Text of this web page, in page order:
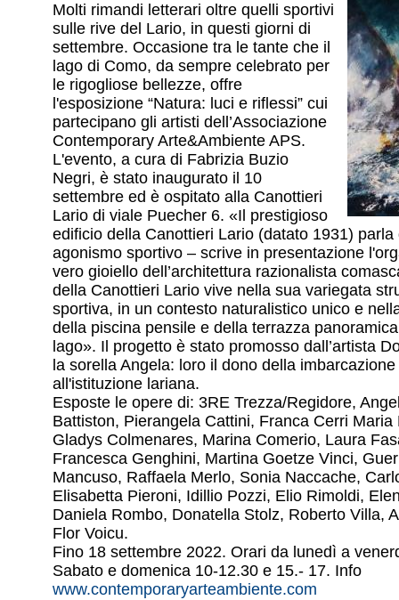
Molti rimandi letterari oltre quelli sportivi
sulle rive del Lario, in questi giorni di
settembre. Occasione tra le tante che il
lago di Como, da sempre celebrato per
le rigogliose bellezze, offre
l'esposizione “Natura: luci e riflessi” cui
partecipano gli artisti dell’Associazione
Contemporary Arte&Ambiente APS.
L'evento, a cura di Fabrizia Buzio
Negri, è stato inaugurato il 10
settembre ed è ospitato alla Canottieri
Lario di viale Puecher 6. «Il prestigioso
edificio della Canottieri Lario (datato 1931) parla
agonismo sportivo – scrive in presentazione
vero gioiello dell’architettura razionalista
della Canottieri Lario vive nella sua variegata
sportiva, in un contesto naturalistico unico e
della piscina pensile e della terrazza
lago». Il progetto è stato promosso dall’artista
la sorella Angela: loro il dono della imbarcazione
all'istituzione lariana.
Esposte le opere di: 3RE Trezza/Regidore,
Battiston, Pierangela Cattini, Franca Cerri Maria
Gladys Colmenares, Marina Comerio, Laura
Francesca Genghini, Martina Goetze Vinci,
Mancuso, Raffaela Merlo, Sonia Naccache,
Elisabetta Pieroni, Idillio Pozzi, Elio Rimoldi,
Daniela Rombo, Donatella Stolz, Roberto Villa,
Flor Voicu.
Fino 18 settembre 2022. Orari da lunedì a
Sabato e domenica 10-12.30 e 15.- 17. Info
www.contemporaryarteambiente.com